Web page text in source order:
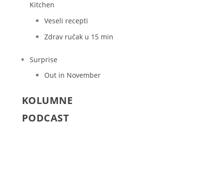
Kitchen
Veseli recepti
Zdrav ručak u 15 min
Surprise
Out in November
KOLUMNE
PODCAST